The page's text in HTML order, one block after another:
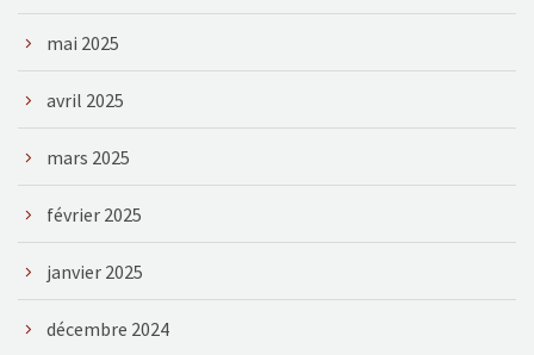
mai 2025
avril 2025
mars 2025
février 2025
janvier 2025
décembre 2024